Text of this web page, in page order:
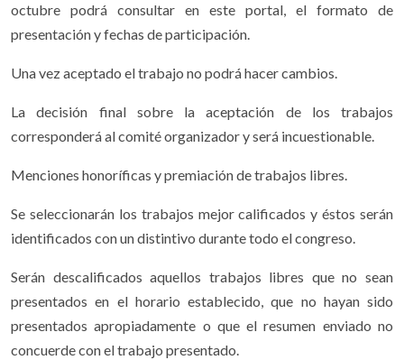
octubre podrá consultar en este portal, el formato de
presentación y fechas de participación.
Una vez aceptado el trabajo no podrá hacer cambios.
La decisión final sobre la aceptación de los trabajos
corresponderá al comité organizador y será incuestionable.
Menciones honoríficas y premiación de trabajos libres.
Se seleccionarán los trabajos mejor calificados y éstos serán
identificados con un distintivo durante todo el congreso.
Serán descalificados aquellos trabajos libres que no sean
presentados en el horario establecido, que no hayan sido
presentados apropiadamente o que el resumen enviado no
concuerde con el trabajo presentado.